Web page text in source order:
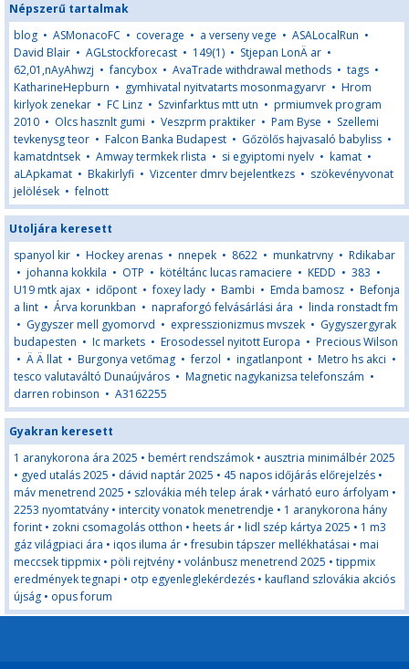
Népszerű tartalmak
blog • ASMonacoFC • coverage • a verseny vege • ASALocalRun •
David Blair • AGLstockforecast • 149(1) • Stjepan LonÄ ar •
62,01,nAyAhwzj •fancybox • AvaTrade withdrawal methods • tags •
KatharineHepburn • gymhivatal nyitvatarts mosonmagyarvr • Hrom
kirlyok zenekar • FC Linz • Szvinfarktus mtt utn • prmiumvek program
2010 • Olcs hasznlt gumi • Veszprm praktiker • Pam Byse • Szellemi
tevkenysg teor • Falcon Banka Budapest • Gőzölős hajvasaló babyliss •
kamatdntsek • Amway termkek rlista • si egyiptomi nyelv • kamat •
aLApkamat • Bkakirlyfi • Vizcenter dmrv bejelentkezs • szökevényvonat
jelölések •felnott
Utoljára keresett
spanyol kir • Hockey arenas • nnepek • 8622 • munkatrvny • Rdikabar
• johanna kokkila • OTP • kötéltánc lucas ramaciere • KEDD • 383 •
U19 mtk ajax • időpont •foxey lady • Bambi • Emda bamosz • Befonja
a lint • Árva korunkban • napraforgó felvásárlási ára • linda ronstadt fm
• Gygyszer mell gyomorvd • expresszionizmus mvszek • Gygyszergyrak
budapesten • Ic markets • Erosodessel nyitott Europa • Precious Wilson
• Ä Ä llat • Burgonya vetőmag •ferzol • ingatlanpont • Metro hs akci •
tesco valutaváltó Dunaújváros • Magnetic nagykanizsa telefonszám •
darren robinson • A3162255
Gyakran keresett
1 aranykorona ára 2025 • bemért rendszámok • ausztria minimálbér 2025
• gyed utalás 2025 • dávid naptár 2025 • 45 napos időjárás előrejelzés •
máv menetrend 2025 • szlovákia méh telep árak • várható euro árfolyam •
2253 nyomtatvány • intercity vonatok menetrendje • 1 aranykorona hány
forint • zokni csomagolás otthon • heets ár • lidl szép kártya 2025 • 1 m3
gáz világpiaci ára • iqos iluma ár •fresubin tápszer mellékhatásai • mai
meccsek tippmix • pöli rejtvény • volánbusz menetrend 2025 • tippmix
eredmények tegnapi • otp egyenleglekérdezés • kaufland szlovákia akciós
újság • opus forum